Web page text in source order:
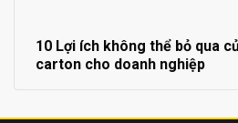
10 Lợi ích không thể bỏ qua
carton cho doanh nghiệp